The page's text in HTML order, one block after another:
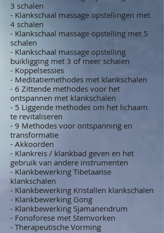
3 schalen
- Klankschaal massage opstellingen met
4 schalen
- Klankschaal massage opstelling met 5
schalen
- Klankschaal massage opstelling
buikligging met 3 of meer schalen
- Koppelsessies
- Meditatiemethodes met klankschalen
- 6 Zittende methodes voor het
ontspannen met klankschalen
- 5 Liggende methodes om het lichaam
te revitaliseren
- 9 Methodes voor ontspanning en
transformatie
- Akkoorden
- Klankreis / klankbad geven en het
gebruik van andere instrumenten
- Klankbewerking Tibetaanse
klankschalen
- Klankbewerking Kristallen klankschalen
- Klankbewerking Gong
- Klankbewerking Sjamanendrum
- Fonoforese met Stemvorken
- Therapeutische Vorming